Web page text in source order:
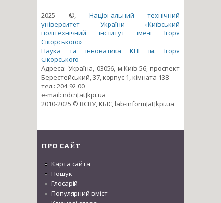
2025 ©, Національний технічний
університет України «Київський
політехнічний інститут імені Ігоря
Сікорського»
Наука та інноватика КПІ ім. Ігоря
Сікорського
Адреса: Україна, 03056, м.Київ-56, проспект
Берестейський, 37, корпус 1, кімната 138
тел.: 204-92-00
e-mail: ndch[at]kpi.ua
2010-2025 © ВСВУ, КБІС, lab-inform[at]kpi.ua
ПРО САЙТ
Карта сайта
Пошук
Глосарій
Популярний вміст